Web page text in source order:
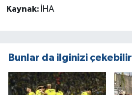
Kaynak: İHA
Bunlar da ilginizi çekebilir